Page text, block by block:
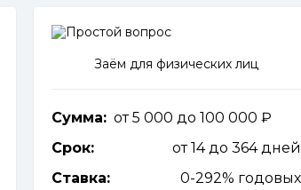
Заём для физических лиц
Сумма: от 5 000 до 100 000
Срок:
от 14 до 364 дней
Ставка:
0-292% годовых